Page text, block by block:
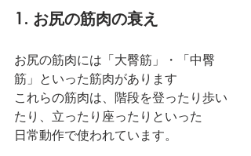
1. お尻の筋肉の衰え
お尻の筋肉には「大臀筋」・「中臀
筋」といった筋肉があります
これらの筋肉は、階段を登ったり歩い
たり、立ったり座ったりといった
日常動作で使われています。